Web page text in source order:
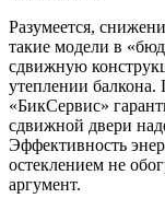
Разумеется,
такие модели в
сдвижную
утеплении
«БикСервис»
сдвижной двери
Эффективность
остеклением не
аргумент.